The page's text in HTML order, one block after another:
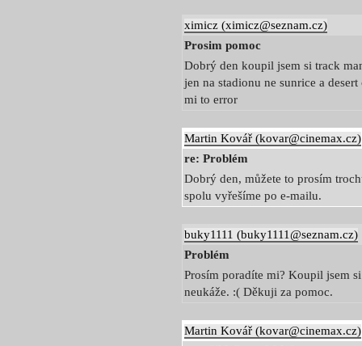
ximicz (ximicz@seznam.cz)
Prosim pomoc
Dobrý den koupil jsem si track
jen na stadionu ne sunrice a
mi to error
Martin Kovář (kovar@cinemax.cz)
re: Problém
Dobrý den, můžete to prosím
spolu vyřešíme po e-mailu.
buky1111 (buky1111@seznam.cz)
Problém
Prosím poradíte mi? Koupil jsem
neukáže. :( Děkuji za pomoc.
Martin Kovář (kovar@cinemax.cz)